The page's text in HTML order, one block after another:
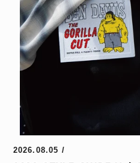
2026.08.05 /